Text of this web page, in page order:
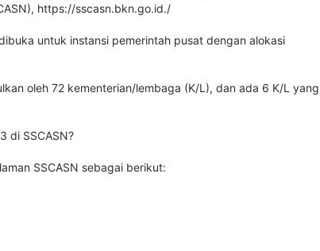
https://sscasn.bkn.go.id./
untuk instansi pemerintah pusat dengan alokasi
oleh 72 kementerian/lembaga (K/L), dan ada 6 K/L yang
di SSCASN?
SSCASN sebagai berikut: